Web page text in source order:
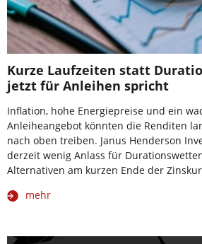
Kurze Laufzeiten statt
jetzt für Anleihen spricht
Inflation, hohe Energiepreise und ein
Anleiheangebot könnten die Renditen
nach oben treiben. Janus Henderson
derzeit wenig Anlass für
Alternativen am kurzen Ende der
mehr